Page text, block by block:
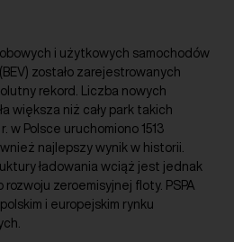
i użytkowych samochodów
zostało zarejestrowanych
rekord. Liczba nowych
większa niż cały park takich
w Polsce uruchomiono 1513
najlepszy wynik w historii.
ładowania wciąż jest jednak
zeroemisyjnej floty. PSPA
i europejskim rynku